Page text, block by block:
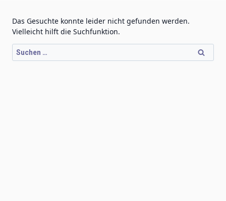
Das Gesuchte konnte leider nicht gefunden werden.
Vielleicht hilft die Suchfunktion.
Suchen
nach: